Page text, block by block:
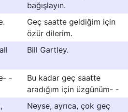
bağışlayın.
Geç saatte geldiğim için
özür dilerim.
Bill Gartley.
-
Bu kadar geç saatte
aradığım için üzgünüm- -
Neyse, ayrıca, çok geç